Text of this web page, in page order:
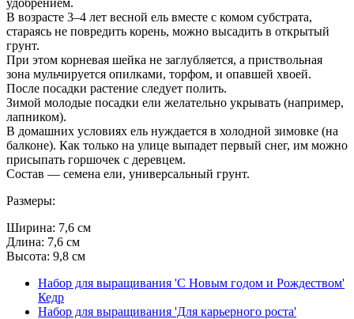
В возрасте 3–4 лет весной ель вместе с комом субстрата,
стараясь не повредить корень, можно высадить в открытый
грунт.
При этом корневая шейка не заглубляется, а приствольная
зона мульчируется опилками, торфом, и опавшей хвоей.
После посадки растение следует полить.
Зимой молодые посадки ели желательно укрывать (например,
лапником).
В домашних условиях ель нуждается в холодной зимовке (на
балконе). Как только на улице выпадет первый снег, им можно
присыпать горшочек с деревцем.
Состав — семена ели, универсальный грунт.
Размеры:
Ширина: 7,6 см
Длина: 7,6 см
Высота: 9,8 см
Набор для выращивания 'С Новым годом и Рождеством'
Кедр
Набор для выращивания 'Для карьерного роста'